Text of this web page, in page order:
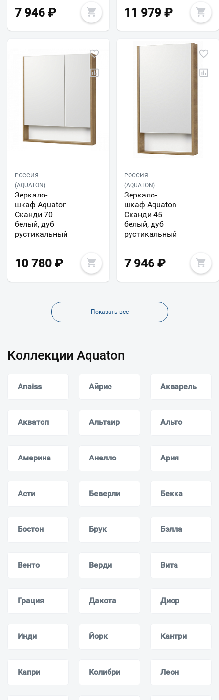
7 946 ₽ 11 979 ₽
РОССИЯ
(AQUATON)
Зеркало-
шкаф Aquaton
Сканди 70
белый, дуб
рустикальный
10 780 ₽
РОССИЯ
(AQUATON)
Зеркало-
шкаф Aquaton
Сканди 45
белый, дуб
рустикальный
7 946 ₽
Показать все
Коллекции Aquaton
Anaiss Айрис Акварель
Акватоп Альтаир Альто
Америна Анелло Ария
Асти Беверли Бекка
Бостон Брук Бэлла
Венто Верди Вита
Грация Дакота Диор
Инди Йорк Кантри
Капри Колибри Леон